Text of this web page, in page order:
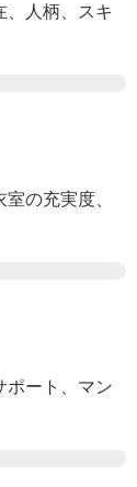
、人柄、スキ
室の充実度
ポート
、マン